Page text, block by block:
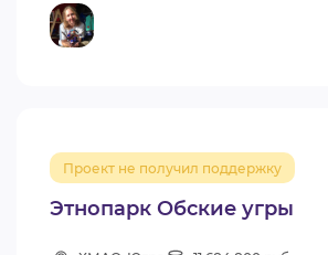
Этнопарк Обские угры
Проект не получил поддержку